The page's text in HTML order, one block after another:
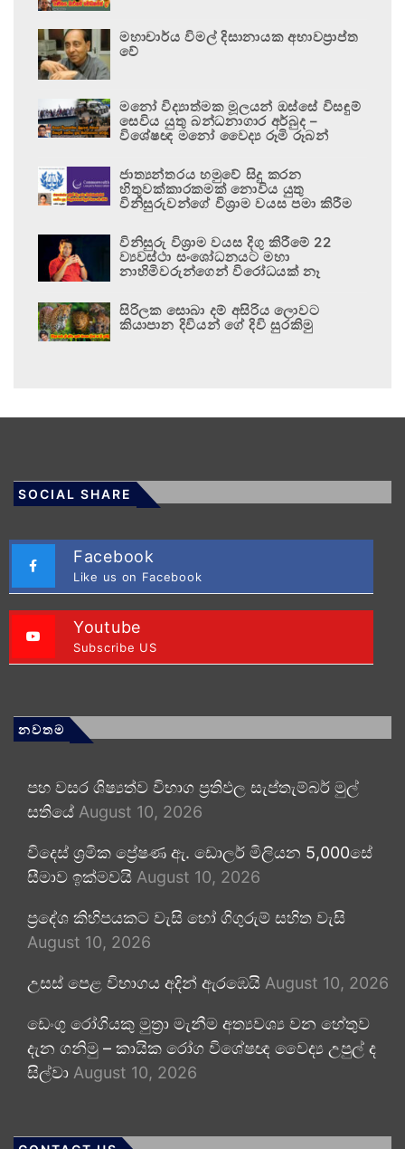
මහාචාර්ය විමල් දිසානායක අභාවප්‍රාප්ත
වේ
මනෝ විද්‍යාත්මක මූලයන් ඔස්සේ විසඳුම්
සෙවිය යුතු බන්ධනාගාර අර්බුද –
විශේෂඥ මනෝ වෛද්‍ය රූමි රූබන්
ජාත්‍යන්තරය හමුවේ සිදු කරන
හිතුවක්කාරකමක් නොවිය යුතු
විනිසුරුවන්ගේ විශ්‍රාම වයස පමා කිරීම
විනිසුරු විශ්‍රාම වයස දිගු කිරීමේ 22
ව්‍යවස්ථා සංශෝධනයට මහා
නාහිමිවරුන්ගෙන් විරෝධයක් නෑ
සිරිලක සොබා දම් අසිරිය ලොවට
කියාපාන දිවියන් ගේ දිවි සුරකිමු
SOCIAL SHARE
Facebook
Like us on Facebook
Youtube
Subscribe US
නවතම
පහ වසර ශිෂ්‍යත්ව විභාග ප්‍රතිඵල සැප්තැම්බර් මුල්
සතියේ August 10, 2026
විදෙස් ශ්‍රමික ප්‍රේෂණ ඇ. ඩොලර් මිලියන 5,000සේ
සීමාව ඉක්මවයි August 10, 2026
ප්‍රදේශ කිහිපයකට වැසි හෝ ගිගුරුම් සහිත වැසි
August 10, 2026
උසස් පෙළ විභාගය අදින් ඇරඹෙයි August 10, 2026
ඩෙංගු රෝගියකු ⁣මුත්‍රා මැනීම අත්‍යවශ්‍ය වන හේතුව
දැන ගනිමු – කායික රෝග විශේෂඥ වෛද්‍ය උපුල් ද
සිල්වා August 10, 2026